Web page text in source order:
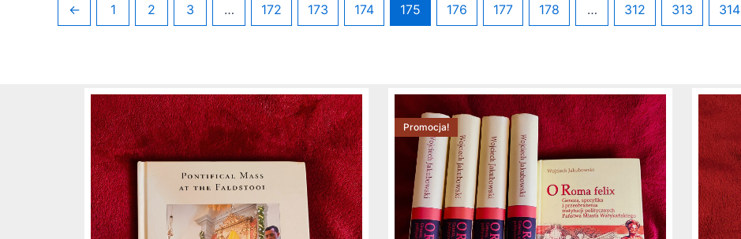
← 1 2 3 … 172 173 174 175 176 177 178 … 312 313 314
Promocja!
Pierwotna
cena
wynosiła:
32,44 zł.
Aktualna
cena
wynosi:
29,99 zł.